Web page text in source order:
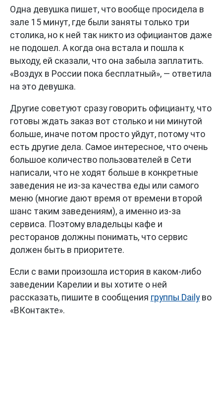
Одна девушка пишет, что вообще просидела в
зале 15 минут, где были заняты только три
столика, но к ней так никто из официантов даже
не подошел. А когда она встала и пошла к
выходу, ей сказали, что она забыла заплатить.
«Воздух в России пока бесплатный», — ответила
на это девушка.
Другие советуют сразу говорить официанту, что
готовы ждать заказ вот столько и ни минутой
больше, иначе потом просто уйдут, потому что
есть другие дела. Самое интересное, что очень
большое количество пользователей в Сети
написали, что не ходят больше в конкретные
заведения не из-за качества еды или самого
меню (многие дают время от времени второй
шанс таким заведениям), а именно из-за
сервиса. Поэтому владельцы кафе и
ресторанов должны понимать, что сервис
должен быть в приоритете.
Если с вами произошла история в каком-либо
заведении Карелии и вы хотите о ней
рассказать, пишите в сообщения группы Dailyво
«ВКонтакте».